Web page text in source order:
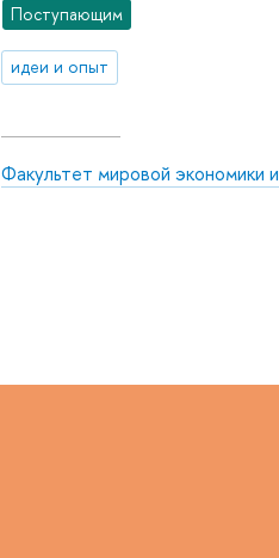
Поступающим
идеи и опыт
Факультет мировой экономики